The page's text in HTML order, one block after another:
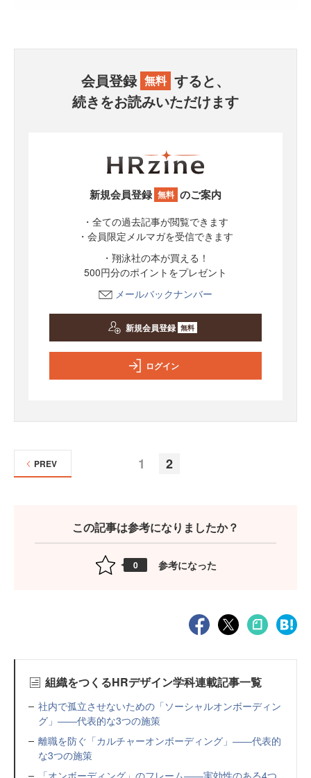
会員登録 無料 すると、
続きをお読みいただけます
新規会員登録 無料 のご案内
・全ての過去記事が閲覧できます
・会員限定メルマガを受信できます
・翔泳社の本が買える！
500円分のポイントをプレゼント
メールバックナンバー
新規会員登録 無料
ログイン
1 2
PREV
この記事は参考になりましたか？
0 参考になった
組織をつくるHRデザイン学科連載記事一覧
社内で孤立させないための「ソーシャルオンボーディン
グ」――代表的な3つの施策
離職を防ぐ「カルチャーオンボーディング」――代表的
な3つの施策